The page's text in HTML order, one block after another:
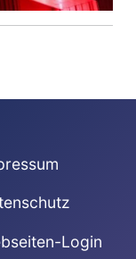
Login